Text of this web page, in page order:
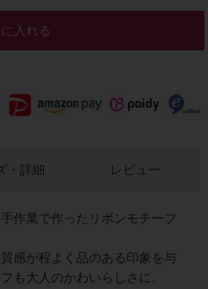
入れる
作業で作ったリボンモチーフ
感が程よく品のある印象を与
も大人のかわいらしさに。
・詳細 レビュー